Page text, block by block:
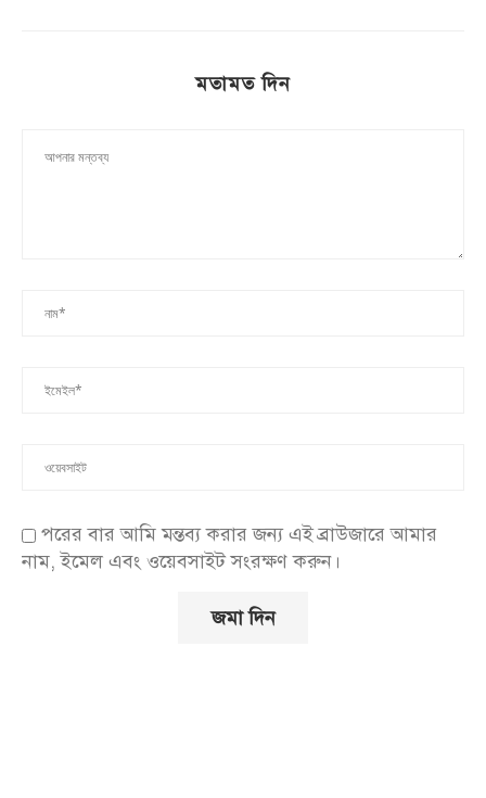
মতামত দিন
পরের বার আমি মন্তব্য করার জন্য এই ব্রাউজারে আমার
নাম, ইমেল এবং ওয়েবসাইট সংরক্ষণ করুন।